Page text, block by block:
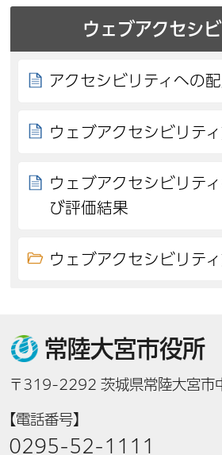
ウェブアクセシ
アクセシビリティへの
ウェブアクセシビリテ
ウェブアクセシビリテ
び評価結果
ウェブアクセシビリテ
常陸大宮市役所
〒319-2292 茨城県常陸大宮
【電話番号】
0295-52-1111